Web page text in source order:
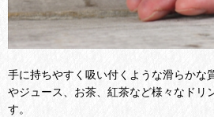
手に持ちやすく吸い付くような滑らかな
やジュース、お茶、紅茶など様々なドリ
す。